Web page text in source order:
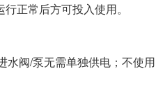
正常后方可投入使用。
水阀/泵无需单独供电；不使用